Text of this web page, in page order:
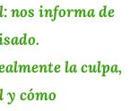
nos informa de
la culpa,
y cómo